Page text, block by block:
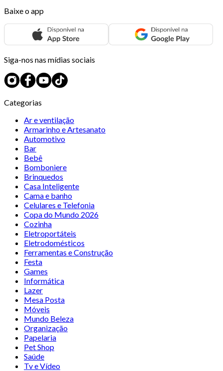
Baixe o app
Siga-nos nas mídias sociais
Categorias
Ar e ventilação
Armarinho e Artesanato
Automotivo
Bar
Bebê
Bomboniere
Brinquedos
Casa Inteligente
Cama e banho
Celulares e Telefonia
Copa do Mundo 2026
Cozinha
Eletroportáteis
Eletrodomésticos
Ferramentas e Construção
Festa
Games
Informática
Lazer
Mesa Posta
Móveis
Mundo Beleza
Organização
Papelaria
Pet Shop
Saúde
Tv e Vídeo